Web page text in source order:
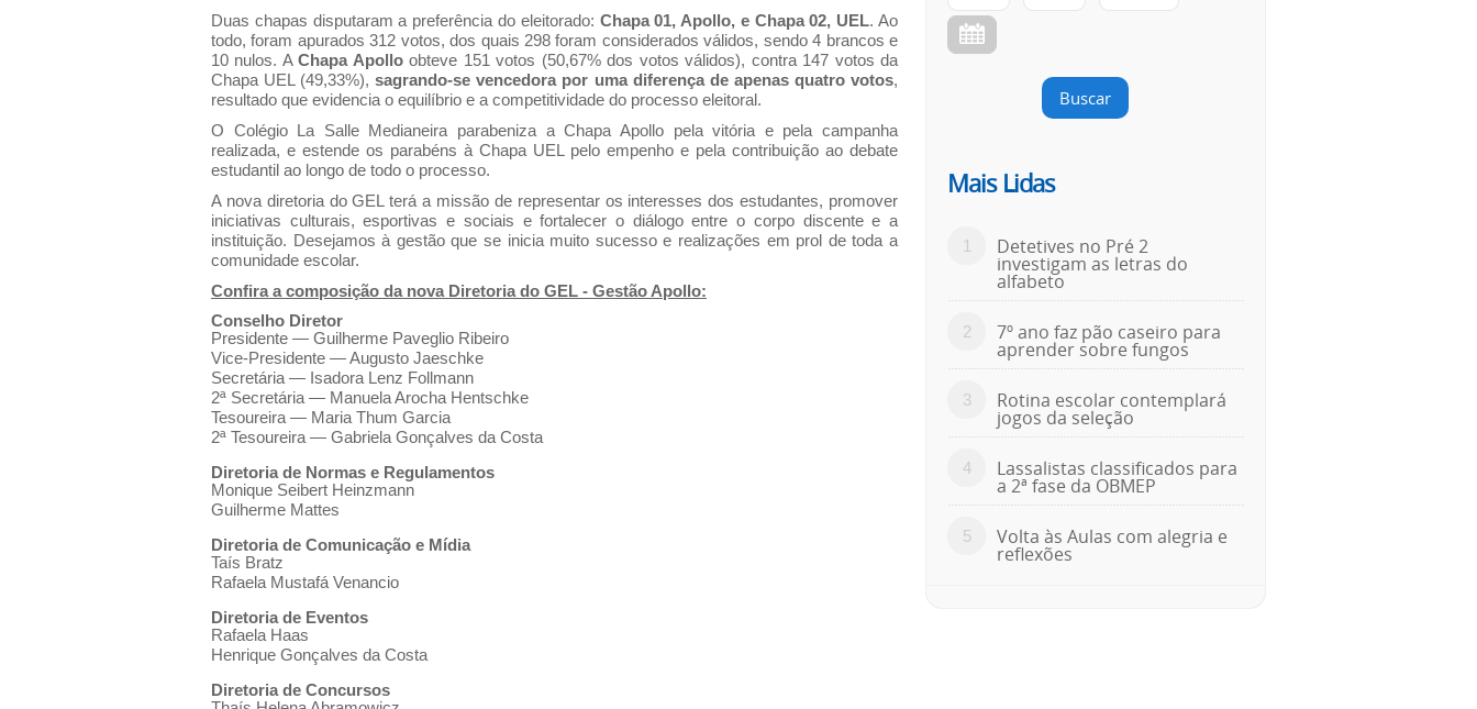
Duas chapas disputaram a preferência do eleitorado: Chapa 01, Apollo, e Chapa 02, UEL. Ao
todo, foram apurados 312 votos, dos quais 298 foram considerados válidos, sendo 4 brancos e
10 nulos. AChapa Apolloobteve 151 votos (50,67% dos votos válidos), contra 147 votos da
Chapa UEL (49,33%),sagrando-se vencedora por uma diferença de apenas quatro votos,
resultado que evidencia o equilíbrio e a competitividade do processo eleitoral.
O Colégio La Salle Medianeira parabeniza a Chapa Apollo pela vitória e pela campanha
realizada, e estende os parabéns à Chapa UEL pelo empenho e pela contribuição ao debate
estudantil ao longo de todo o processo.
A nova diretoria do GEL terá a missão de representar os interesses dos estudantes, promover
iniciativas culturais, esportivas e sociais e fortalecer o diálogo entre o corpo discente e a
instituição. Desejamos à gestão que se inicia muito sucesso e realizações em prol de toda a
comunidade escolar.
Confira a composição da nova Diretoria do GEL - Gestão Apollo:
Conselho Diretor
Presidente — Guilherme Paveglio Ribeiro
Vice-Presidente — Augusto Jaeschke
Secretária — Isadora Lenz Follmann
2ª Secretária — Manuela Arocha Hentschke
Tesoureira — Maria Thum Garcia
2ª Tesoureira — Gabriela Gonçalves da Costa
Diretoria de Normas e Regulamentos
Monique Seibert Heinzmann
Guilherme Mattes
Diretoria de Comunicação e Mídia
Taís Bratz
Rafaela Mustafá Venancio
Diretoria de Eventos
Rafaela Haas
Henrique Gonçalves da Costa
Diretoria de Concursos
Buscar
Mais Lidas
1 Detetives no Pré 2
investigam as letras do
alfabeto
2 7º ano faz pão caseiro para
aprender sobre fungos
3 Rotina escolar contemplará
jogos da seleção
4 Lassalistas classificados para
a 2ª fase da OBMEP
5 Volta às Aulas com alegria e
reflexões